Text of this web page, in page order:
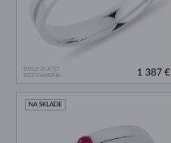
BIELE ZLATO
BEZ KAMEŇA
1 387 €
NA SKLADE